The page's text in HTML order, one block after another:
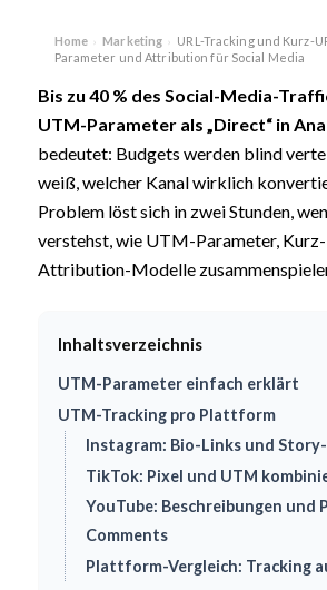
Home › Marketing › URL-Tracking und Kurz-
Parameter und Attribution für Social Media
Bis zu 40 % des Social-Media-
UTM-Parameterals „Direct“ in
bedeutet: Budgets werden blind
weiß, welcher Kanal wirklich
Problem löst sich in zwei Stunden,
verstehst, wie UTM-Parameter, Kurz-
Attribution-Modelle
Inhaltsverzeichnis
UTM-Parameter einfach erklärt
UTM-Tracking pro Plattform
Instagram: Bio-Links und
TikTok: Pixel und UTM
YouTube: Beschreibungen und
Comments
Plattform-Vergleich: Tracking